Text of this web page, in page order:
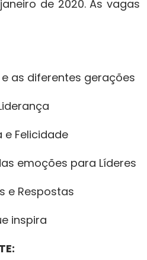
de 2020. As vagas
e as diferentes gerações
e Felicidade
emoções para Líderes
e Respostas
inspira